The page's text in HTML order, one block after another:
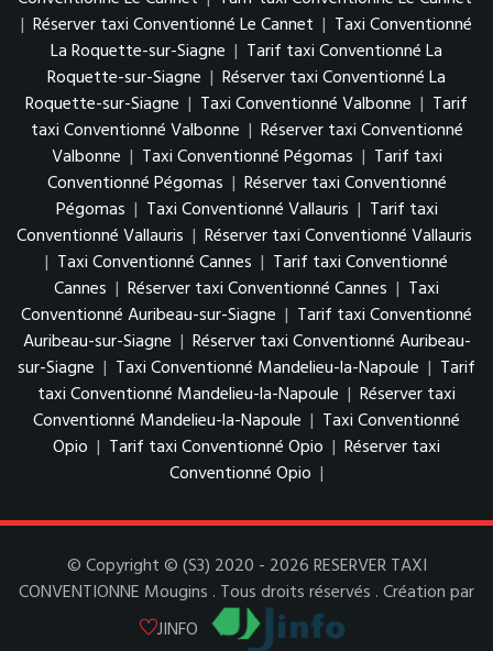
| Réserver taxi Conventionné Le Cannet | Taxi Conventionné
La Roquette-sur-Siagne | Tarif taxi Conventionné La
Roquette-sur-Siagne | Réserver taxi Conventionné La
Roquette-sur-Siagne | Taxi Conventionné Valbonne | Tarif
taxi Conventionné Valbonne | Réserver taxi Conventionné
Valbonne | Taxi Conventionné Pégomas | Tarif taxi
Conventionné Pégomas | Réserver taxi Conventionné
Pégomas | Taxi Conventionné Vallauris | Tarif taxi
Conventionné Vallauris | Réserver taxi Conventionné Vallauris
| Taxi Conventionné Cannes | Tarif taxi Conventionné
Cannes | Réserver taxi Conventionné Cannes | Taxi
Conventionné Auribeau-sur-Siagne | Tarif taxi Conventionné
Auribeau-sur-Siagne | Réserver taxi Conventionné Auribeau-
sur-Siagne | Taxi Conventionné Mandelieu-la-Napoule | Tarif
taxi Conventionné Mandelieu-la-Napoule | Réserver taxi
Conventionné Mandelieu-la-Napoule | Taxi Conventionné
Opio | Tarif taxi Conventionné Opio | Réserver taxi
Conventionné Opio |
© Copyright © (S3) 2020 - 2026 RESERVER TAXI
CONVENTIONNE Mougins . Tous droits réservés . Création par
JINFO